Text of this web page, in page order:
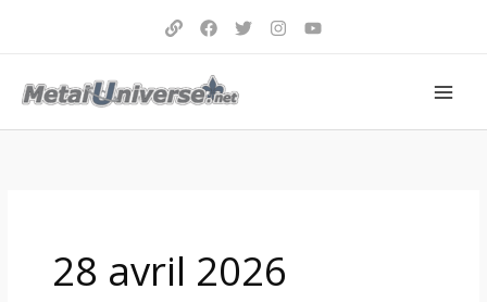
28 avril 2026